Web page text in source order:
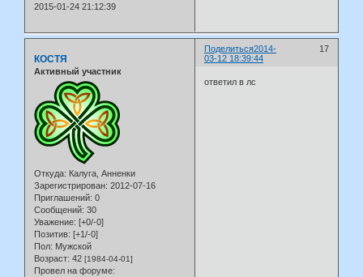
2015-01-24 21:12:39
Поделиться 17
2014-
03-12 18:39:44
КОСТЯ
Активный участник
Откуда: Калуга, Анненки
Зарегистрирован: 2012-07-16
Приглашений: 0
Сообщений: 30
Уважение: [+0/-0]
Позитив: [+1/-0]
Пол: Мужской
Возраст: 42 [1984-04-01]
Провел на форуме:
ответил в лс